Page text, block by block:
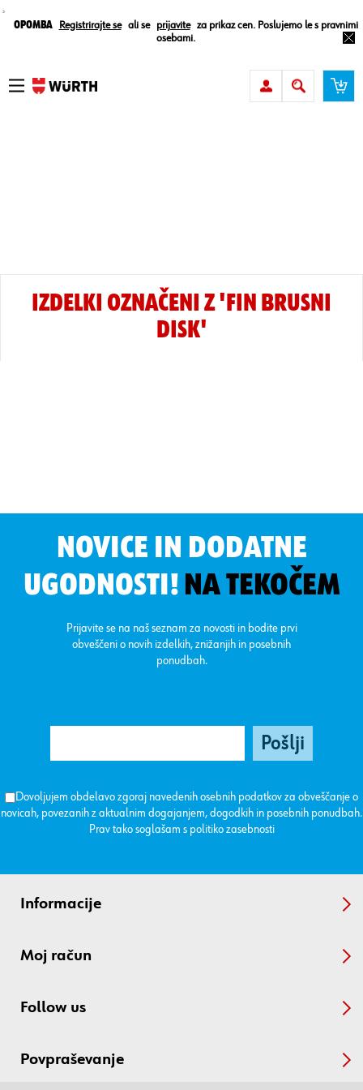
¸
Opomba Registrirajte se ali se prijavite
za prikaz cen. Poslujemo le s pravnimi
osebami.
IZDELKI OZNAČENI Z 'FIN BRUSNI
DISK'
NOVICE IN DODATNE
UGODNOSTI! NA TEKOČEM
Prijavite se na naš seznam za novosti in bodite prvi
obveščeni o novih izdelkih, znižanjih in posebnih
ponudbah.
Dovoljujem obdelavo zgoraj navedenih osebnih podatkov za obveščanje o
novicah, povezanih z aktualnim dogajanjem, dogodkih in posebnih ponudbah.
Prav tako soglašam s politiko zasebnosti
Informacije
Moj račun
Follow us
Povpraševanje